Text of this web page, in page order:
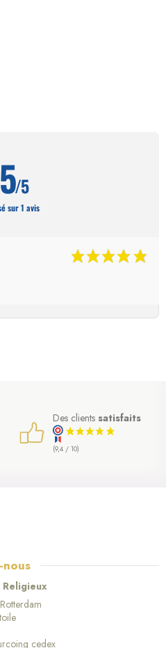
5/5
sur 1 avis
Des clients satisfaits
(9,4 / 10)
cedex